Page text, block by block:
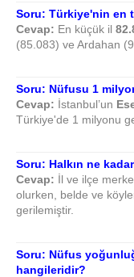
Soru: Türkiye'nin en
Cevap: En küçük il
(85.083) ve Ardahan
Soru: Nüfusu 1
Cevap: İstanbul’un
Türkiye'de 1 milyonu
Soru: Halkın ne
Cevap: İl ve ilçe
olurken, belde ve
gerilemiştir.
Soru: Nüfus
hangileridir?